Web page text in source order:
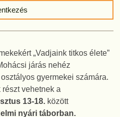
„Vadjaink titkos élete”
járás nehéz
gyermekei számára.
vehetnek a
13-18. között
nyári táborban.